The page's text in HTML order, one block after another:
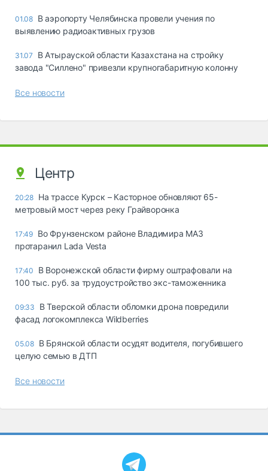
01.08 В аэропорту Челябинска провели учения по
выявлению радиоактивных грузов
31.07
В Атырауской области Казахстана на стройку
завода "Силлено" привезли крупногабаритную колонну
Все новости
Центр
20:28 На трассе Курск – Касторное обновляют 65-
метровый мост через реку Грайворонка
17:49 Во Фрунзенском районе Владимира МАЗ
протаранил Lada Vesta
17:40
В Воронежской области фирму оштрафовали на
100 тыс. руб. за трудоустройство экс-таможенника
09:33
В Тверской области обломки дрона повредили
фасад логокомплекса Wildberries
05.08 В Брянской области осудят водителя, погубившего
целую семью в ДТП
Все новости